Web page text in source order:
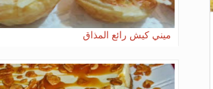
ميني كيش رائع المذاق